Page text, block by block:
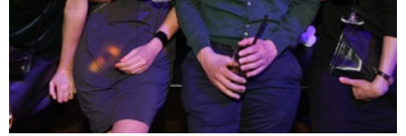
personalisieren, Funktionen für soziale Medien anbieten
zu können und die Zugriffe auf unsere Website zu
analysieren. Außerdem geben wir Informationen zu Ihrer
Verwendung unserer Website an unsere Partner für
soziale Medien, Werbung und Analysen weiter. Unsere
Partner führen diese Informationen möglicherweise mit